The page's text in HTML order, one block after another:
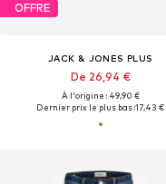
OFFRE
JACK & JONES PLUS
De 26,94 €
À l'origine : 49,90 €
Dernier prix le plus bas :17,43 €